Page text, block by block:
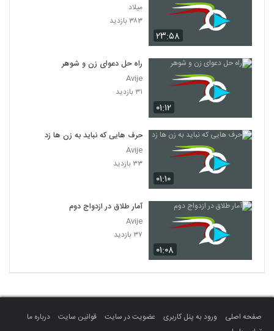
۲۳:۵۸
میلاد
۳۸۳ بازدید
۰۱:۱۲
راه حل دعوای زن و شوهر
Avije
۳۱ بازدید
۰۱:۱۰
حرف هایی که نباید به زن ها زد
Avije
۳۳ بازدید
۰۱:۰۸
آمار طلاق در ازدواج دوم
Avije
۳۷ بازدید
صفحه اصلی ورود به پنل کاربری عضویت در سایت قوانین سایت
درباره ما